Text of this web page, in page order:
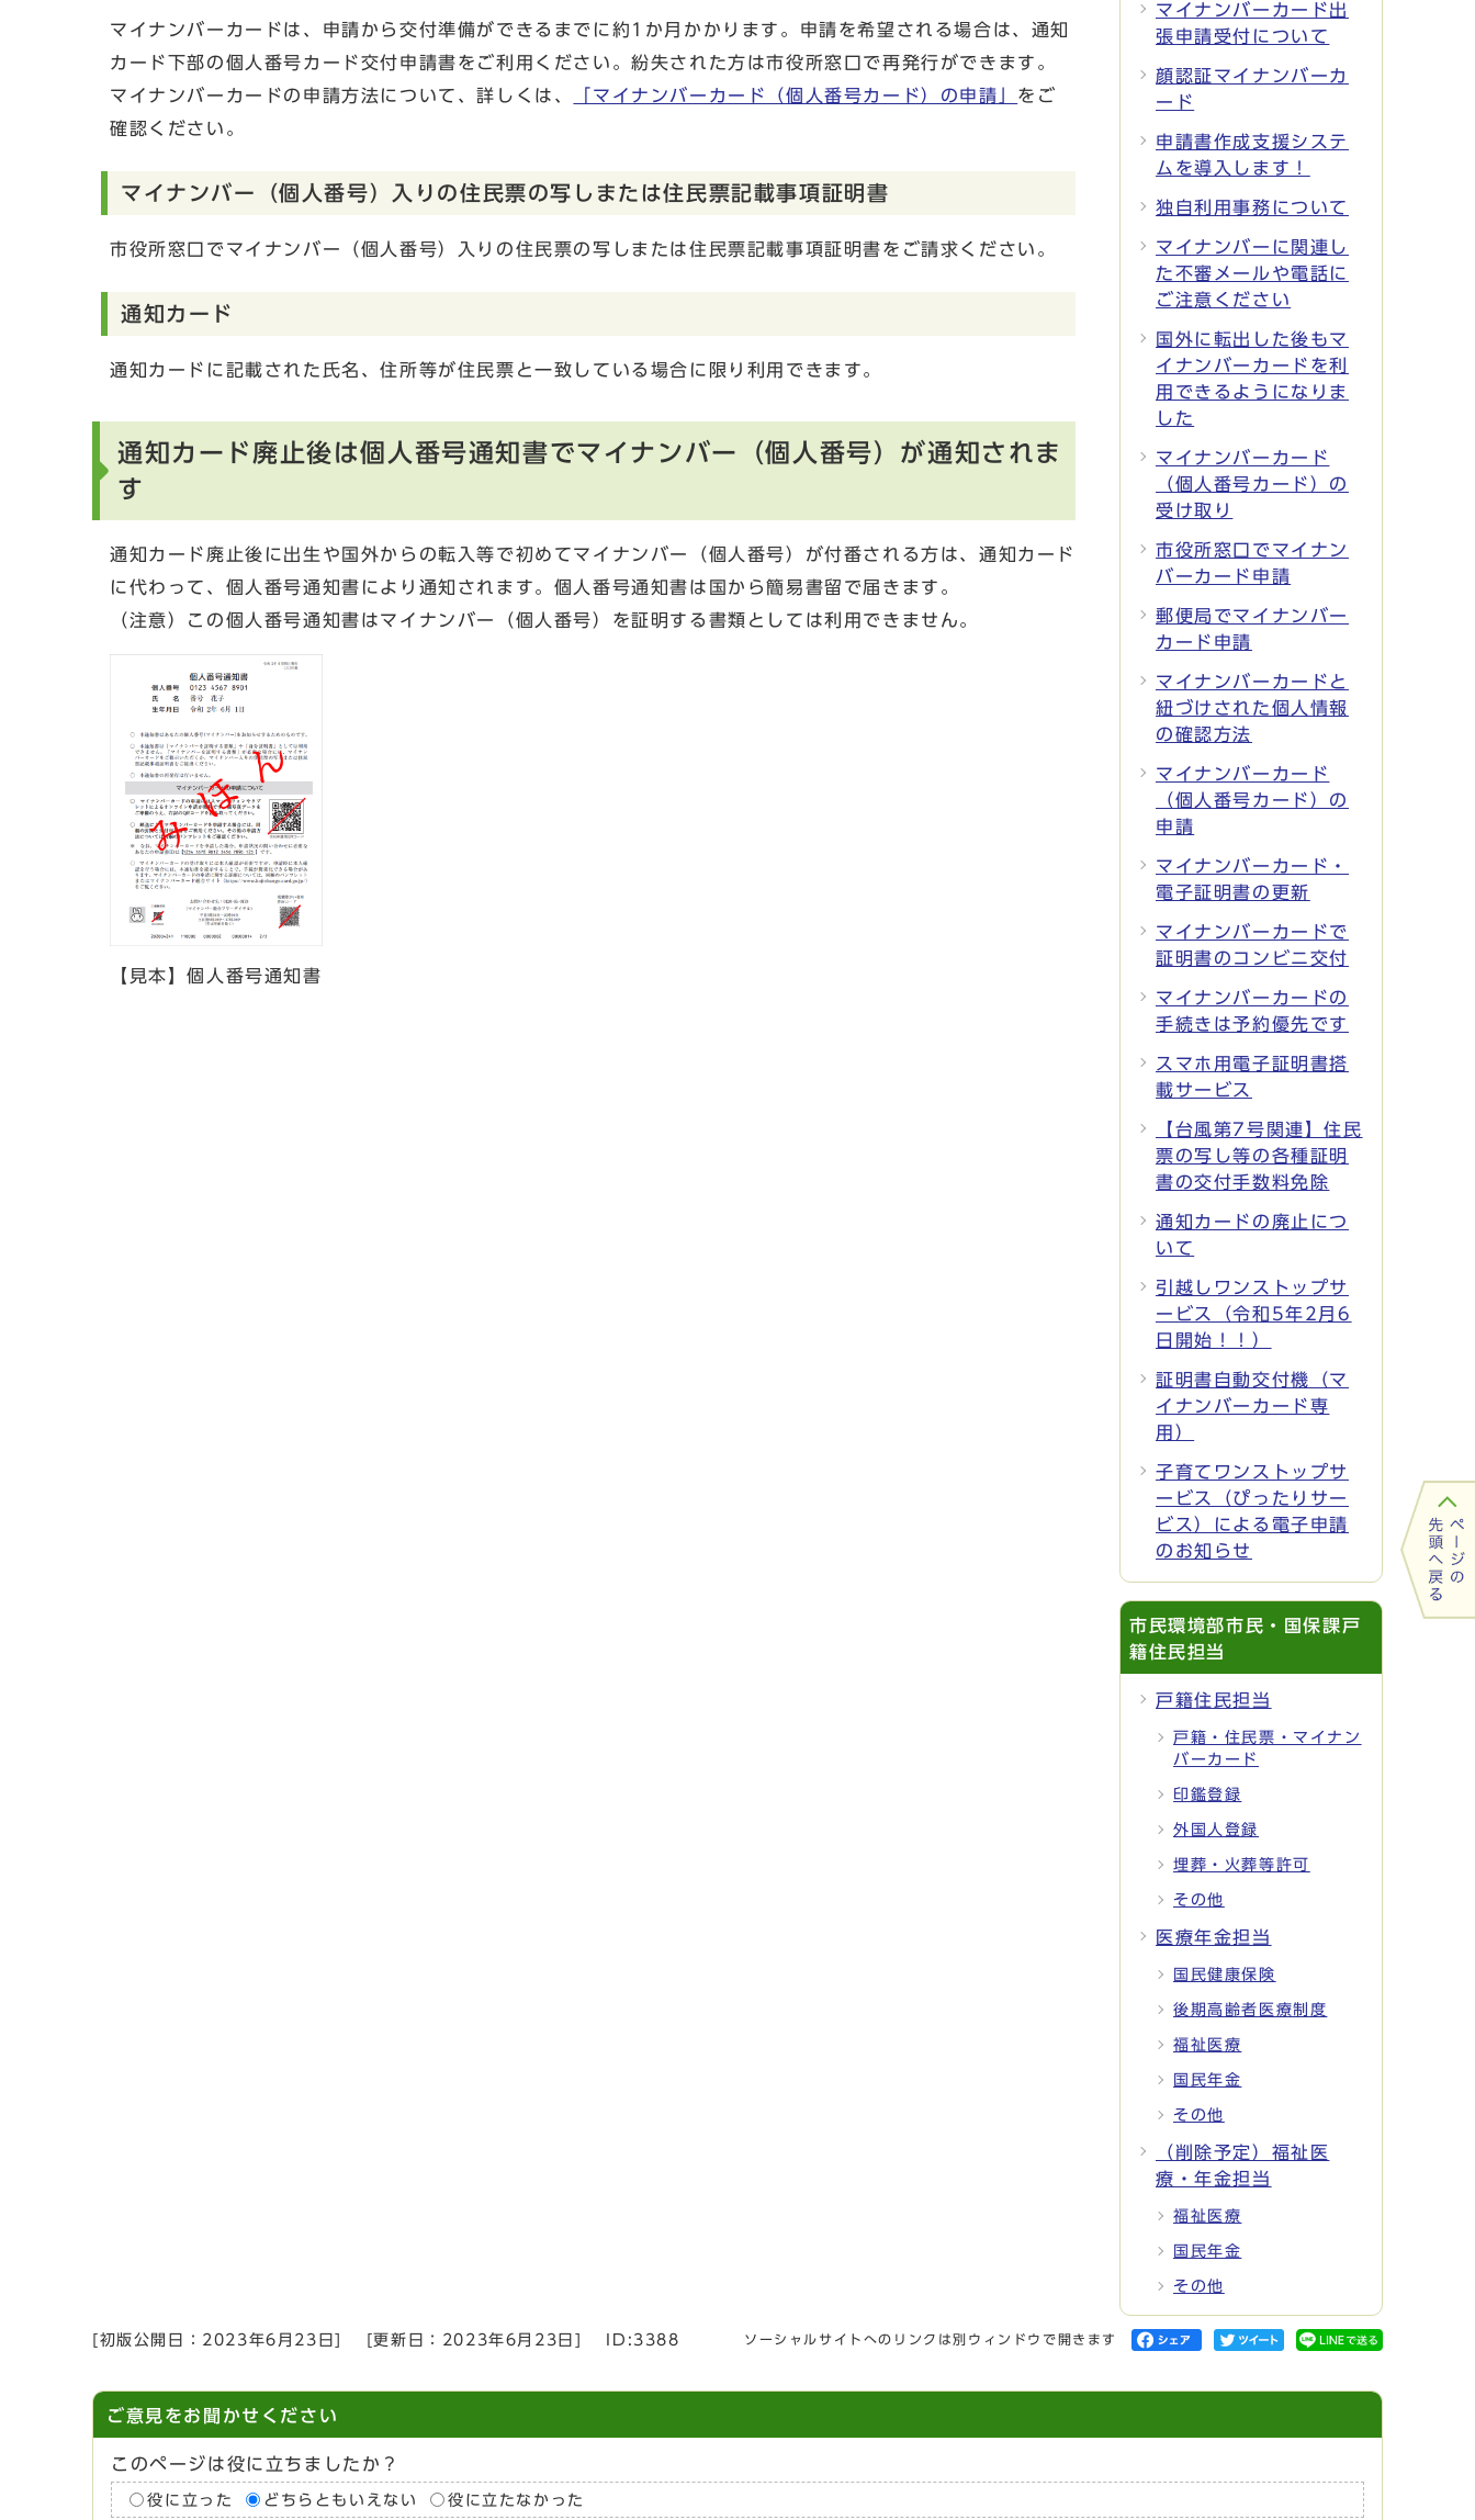
マイナンバーカードは、申請から交付準備ができるまでに約1か月かかります。申請を希望される場合は、通知
カード下部の個人番号カード交付申請書をご利用ください。紛失された方は市役所窓口で再発行ができます。
マイナンバーカードの申請方法について、詳しくは、
「マイナンバーカード（個人番号カード）の申請」 をご
確認ください。
マイナンバー（個人番号）入りの住民票の写しまたは住民票記載事項証明書
市役所窓口でマイナンバー（個人番号）入りの住民票の写しまたは住民票記載事項証明書をご請求ください。
通知カード
通知カードに記載された氏名、住所等が住民票と一致している場合に限り利用できます。
通知カード廃止後は個人番号通知書でマイナンバー（個人番号）が通知されま
す
通知カード廃止後に出生や国外からの転入等で初めてマイナンバー（個人番号）が付番される方は、通知カード
に代わって、個人番号通知書により通知されます。個人番号通知書は国から簡易書留で届きます。
（注意）この個人番号通知書はマイナンバー（個人番号）を証明する書類としては利用できません。
【見本】個人番号通知書
マイナンバーカード出
張申請受付について
顔認証マイナンバーカ
ード
申請書作成支援システ
ムを導入します！
独自利用事務について
マイナンバーに関連し
た不審メールや電話に
ご注意ください
国外に転出した後もマ
イナンバーカードを利
用できるようになりま
した
マイナンバーカード
（個人番号カード）の
受け取り
市役所窓口でマイナン
バーカード申請
郵便局でマイナンバー
カード申請
マイナンバーカードと
紐づけされた個人情報
の確認方法
マイナンバーカード
（個人番号カード）の
申請
マイナンバーカード・
電子証明書の更新
マイナンバーカードで
証明書のコンビニ交付
マイナンバーカードの
手続きは予約優先です
スマホ用電子証明書搭
載サービス
【台風第7号関連】住民
票の写し等の各種証明
書の交付手数料免除
通知カードの廃止につ
いて
引越しワンストップサ
ービス（令和5年2月6
日開始！！）
証明書自動交付機（マ
イナンバーカード専
用）
子育てワンストップサ
ービス（ぴったりサー
ビス）による電子申請
のお知らせ
市民環境部市民・国保課戸
籍住民担当
戸籍住民担当
戸籍・住民票・マイナン
バーカード
印鑑登録
外国人登録
埋葬・火葬等許可
その他
医療年金担当
国民健康保険
後期高齢者医療制度
福祉医療
国民年金
その他
（削除予定）福祉医
療・年金担当
福祉医療
国民年金
その他
[初版公開日： 2023年6月23日 [更新日： 2023年6月23日 ID:3388 ソーシャルサイトへのリンクは別ウィンドウで開きます
ご意見をお聞かせください
このページは役に立ちましたか？
役に立った どちらともいえない 役に立たなかった